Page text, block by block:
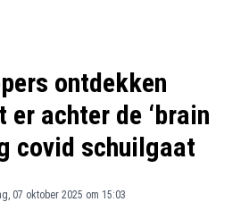
ontdekken
achter de ‘brain
covid schuilgaat
07 oktober 2025 om 15:03